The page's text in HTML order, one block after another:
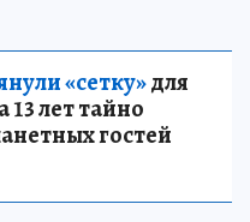
«сетку»для
лет тайно
гостей